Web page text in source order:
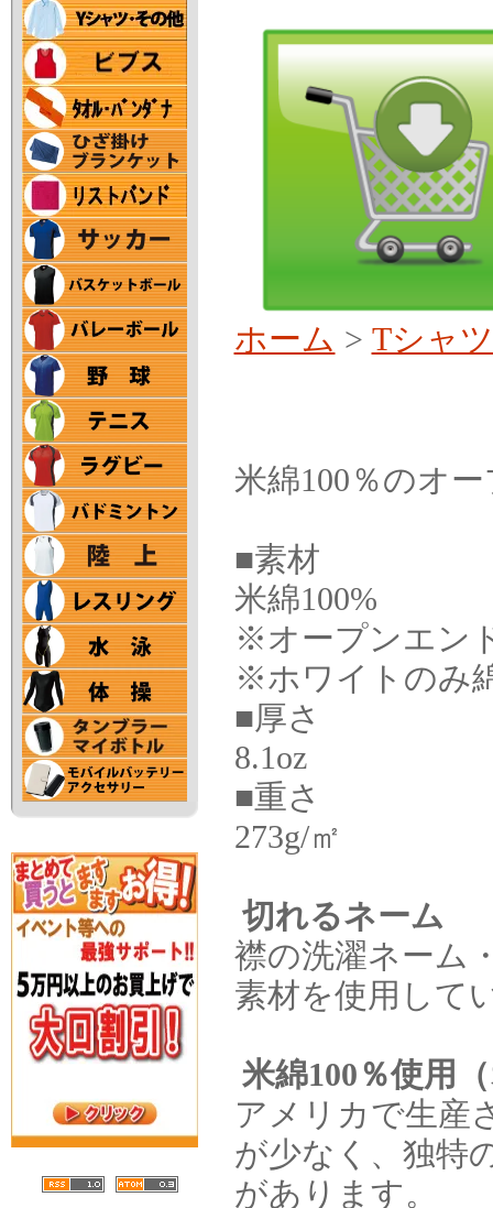
ホーム > Tシャ
米綿100％のオ
■素材
米綿100%
※オープンエン
※ホワイトのみ
■厚さ
8.1oz
■重さ
273g/㎡
切れるネーム
襟の洗濯ネーム
素材を使用して
米綿100％使用
アメリカで生産
が少なく、独特
があります。